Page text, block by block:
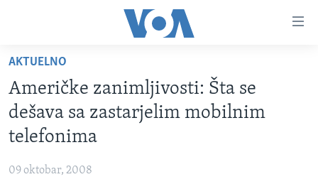
glavni
sadržaj
Pređi
na
glavnu
Idi
TV PROGRAM
VIDEO
FOTOGRAFIJE DANA
SJEDINJENE AMERIČKE DRŽAVE
NAUKA I TEHNOLOGIJA
AKTUELNO
Američke zanimljivosti: Šta se
dešava sa zastarjelim mobilnim
telefonima
09 oktobar, 2008